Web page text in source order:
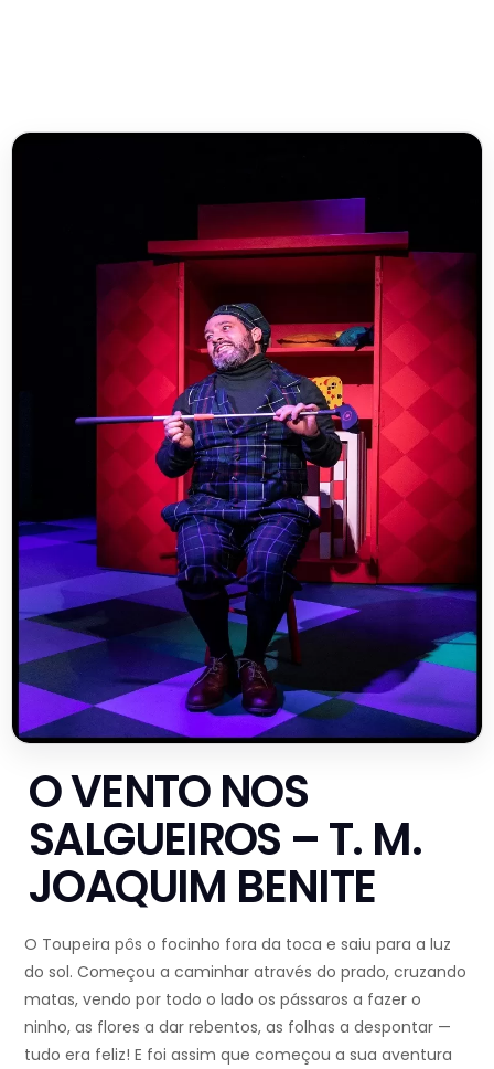
O VENTO NOS
SALGUEIROS – T. M.
JOAQUIM BENITE
O Toupeira pôs o focinho fora da toca e saiu para a luz
do sol. Começou a caminhar através do prado, cruzando
matas, vendo por todo o lado os pássaros a fazer o
ninho, as flores a dar rebentos, as folhas a despontar —
tudo era feliz! E foi assim que começou a sua aventura